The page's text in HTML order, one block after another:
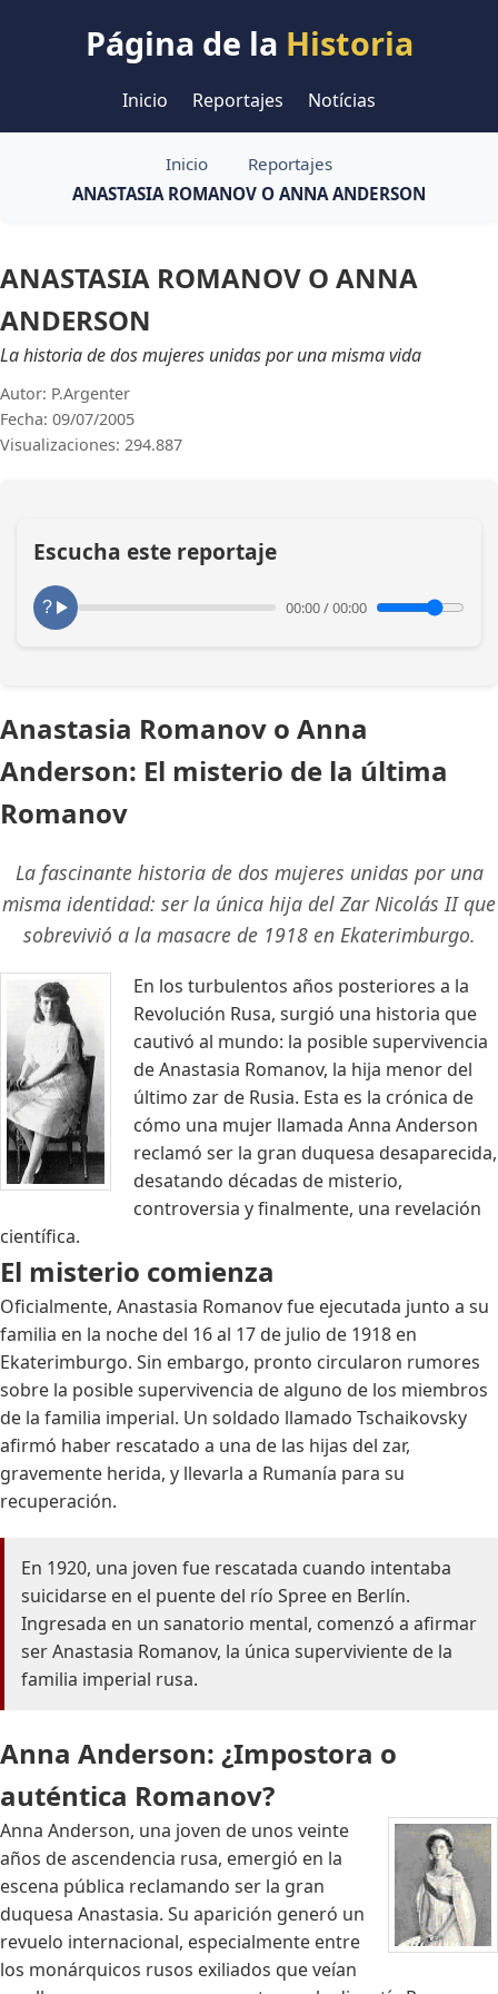
Página de la Historia
Inicio Reportajes Notícias
Inicio
Reportajes
ANASTASIA ROMANOV O ANNA ANDERSON
ANASTASIA ROMANOV O ANNA
ANDERSON
La historia de dos mujeres unidas por una misma vida
Autor: P.Argenter
Fecha: 09/07/2005
Visualizaciones: 294.887
Escucha este reportaje
00:00/00:00
Anastasia Romanov o Anna
Anderson: El misterio de la última
Romanov
La fascinante historia de dos mujeres unidas por una
misma identidad: ser la única hija del Zar Nicolás II que
sobrevivió a la masacre de 1918 en Ekaterimburgo.
En los turbulentos años posteriores a la
Revolución Rusa, surgió una historia que
cautivó al mundo: la posible supervivencia
de Anastasia Romanov, la hija menor del
último zar de Rusia. Esta es la crónica de
cómo una mujer llamada Anna Anderson
reclamó ser la gran duquesa desaparecida,
desatando décadas de misterio,
controversia y finalmente, una revelación
científica.
El misterio comienza
Oficialmente, Anastasia Romanov fue ejecutada junto a su
familia en la noche del 16 al 17 de julio de 1918 en
Ekaterimburgo. Sin embargo, pronto circularon rumores
sobre la posible supervivencia de alguno de los miembros
de la familia imperial. Un soldado llamado Tschaikovsky
afirmó haber rescatado a una de las hijas del zar,
gravemente herida, y llevarla a Rumanía para su
recuperación.
En 1920, una joven fue rescatada cuando intentaba
suicidarse en el puente del río Spree en Berlín.
Ingresada en un sanatorio mental, comenzó a afirmar
ser Anastasia Romanov, la única superviviente de la
familia imperial rusa.
Anna Anderson: ¿Impostora o
auténtica Romanov?
Anna Anderson, una joven de unos veinte
años de ascendencia rusa, emergió en la
escena pública reclamando ser la gran
duquesa Anastasia. Su aparición generó un
revuelo internacional, especialmente entre
los monárquicos rusos exiliados que veían